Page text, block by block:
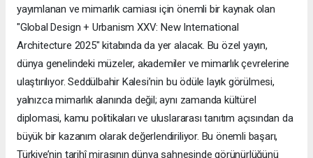
yayımlanan ve mimarlık camiası için önemli bir kaynak olan
"Global Design + Urbanism XXV: New International
Architecture 2025" kitabında da yer alacak. Bu özel yayın,
dünya genelindeki müzeler, akademiler ve mimarlık çevrelerine
ulaştırılıyor. Seddülbahir Kalesi’nin bu ödüle layık görülmesi,
yalnızca mimarlık alanında değil; aynı zamanda kültürel
diplomasi, kamu politikaları ve uluslararası tanıtım açısından da
büyük bir kazanım olarak değerlendiriliyor. Bu önemli başarı,
Türkiye’nin tarihî mirasının dünya sahnesinde görünürlüğünü